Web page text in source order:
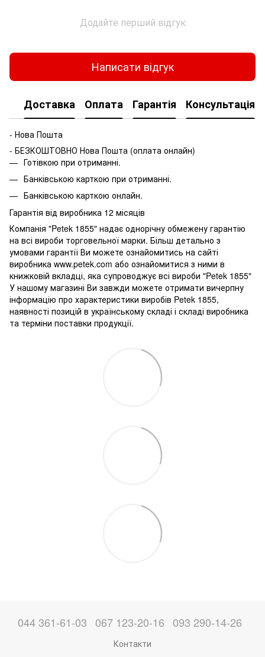
Додайте перший відгук
Написати відгук
Доставка Оплата Гарантія Консультація
- Нова Пошта
- БЕЗКОШТОВНО Нова Пошта (оплата онлайн)
Готівкою при отриманні.
Банківською карткою при отриманні.
Банківською карткою онлайн.
Гарантія від виробника 12 місяців
Компанія "Petek 1855" надає однорічну обмежену гарантію
на всі вироби торговельної марки. Більш детально з
умовами гарантії Ви можете ознайомитись на сайті
виробника www.petek.com або ознайомитися з ними в
книжковій вкладці, яка супроводжує всі вироби "Petek 1855"
У нашому магазині Ви завжди можете отримати вичерпну
інформацію про характеристики виробів Petek 1855,
наявності позицій в українському складі і складі виробника
та терміни поставки продукції.
044 361-61-03 067 123-20-16 093 290-14-26
Контакти